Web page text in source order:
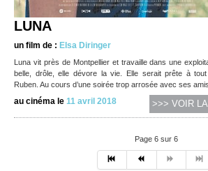
LUNA
un film de : Elsa Diringer
Luna vit près de Montpellier et travaille dans une
belle, drôle, elle dévore la vie. Elle serait prête à
Ruben. Au cours d’une soirée trop arrosée avec ses
au cinéma le 11 avril 2018 >>> VOIR
Page 6 sur 6